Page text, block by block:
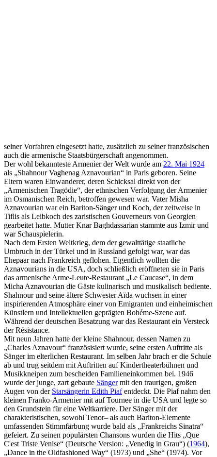
seiner Vorfahren eingesetzt hatte, zusätzlich zu seiner französischen
auch die armenische Staatsbürgerschaft angenommen.
Der wohl bekannteste Armenier der Welt wurde am 22. Mai 1924
als „Shahnour Vaghenag Aznavourian“ in Paris geboren. Seine
Eltern waren Einwanderer, deren Schicksal direkt von der
„Armenischen Tragödie“, der ethnischen Verfolgung der Armenier
im Osmanischen Reich, betroffen gewesen war. Vater Misha
Aznavourian war ein Bariton-Sänger und Koch, der zeitweise in
Tiflis als Leibkoch des zaristischen Gouverneurs von Georgien
gearbeitet hatte. Mutter Knar Baghdassarian stammte aus Izmir und
war Schauspielerin.
Nach dem Ersten Weltkrieg, dem der gewalttätige staatliche
Umbruch in der Türkei und in Russland gefolgt war, war das
Ehepaar nach Frankreich geflohen. Eigentlich wollten die
Aznavourians in die USA, doch schließlich eröffneten sie in Paris
das armenische Arme-Leute-Restaurant „Le Caucase“, in dem
Micha Aznavourian die Gäste kulinarisch und musikalisch bediente.
Shahnour und seine ältere Schwester Aïda wuchsen in einer
inspirierenden Atmosphäre einer von Emigranten und einheimischen
Künstlern und Intellektuellen geprägten Bohéme-Szene auf.
Während der deutschen Besatzung war das Restaurant ein Versteck
der Résistance.
Mit neun Jahren hatte der kleine Shahnour, dessen Namen zu
„Charles Aznavour“ französisiert wurde, seine ersten Auftritte als
Sänger im elterlichen Restaurant. Im selben Jahr brach er die Schule
ab und trug seitdem mit Auftritten auf Kindertheaterbühnen und
Musikkneipen zum bescheiden Familieneinkommen bei. 1946
wurde der junge, zart gebaute Sängermit den traurigen, großen
Augen von der Starsängerin Edith Piafentdeckt. Die Piaf nahm den
kleinen Franko-Armenier mit auf Tournee in die USA und legte so
den Grundstein für eine Weltkarriere. Der Sänger mit der
charakteristischen, sowohl Tenor– als auch Bariton-Elemente
umfassenden Stimmfärbung wurde bald als „Frankreichs Sinatra“
gefeiert. Zu seinen populärsten Chansons wurden die Hits „Que
C'est Triste Venise“ (Deutsche Version: „Venedig in Grau“) (1964),
„Dance in the Oldfashioned Way“ (1973) und „She“ (1974). Vor